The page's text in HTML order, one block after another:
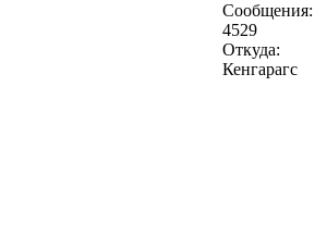
Сообщения:
4529
Откуда:
Кенгарагс